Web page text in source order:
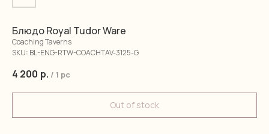
Блюдо Royal Tudor Ware
Coaching Taverns
SKU: BL-ENG-RTW-COACHTAV-3125-G
4 200 р. / 1 pc
Out of stock